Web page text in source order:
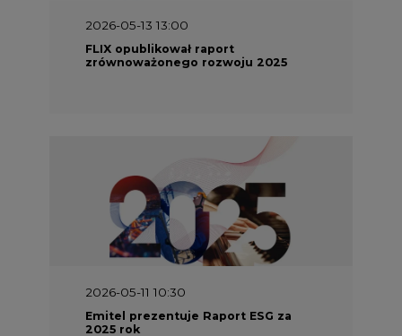
2026-05-13 13:00
FLIX opublikował raport
zrównoważonego rozwoju 2025
2026-05-11 10:30
Emitel prezentuje Raport ESG za
2025 rok